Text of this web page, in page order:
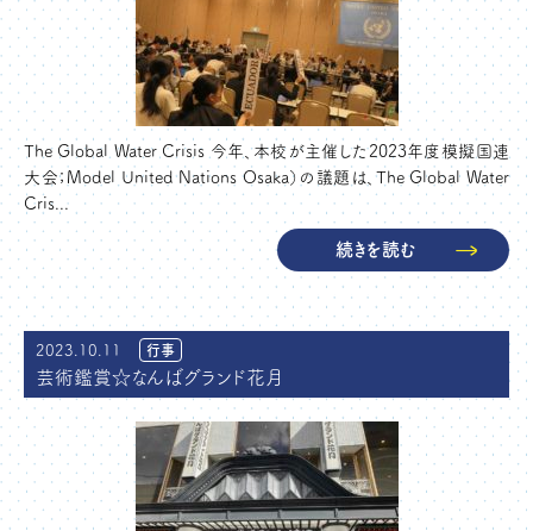
The Global Water Crisis 今年、本校が主催した2023年度模擬国連
大会；Model United Nations Osaka）の議題は、The Global Water
Cris...
続きを読む
2023.10.11 行事
芸術鑑賞☆なんばグランド花月